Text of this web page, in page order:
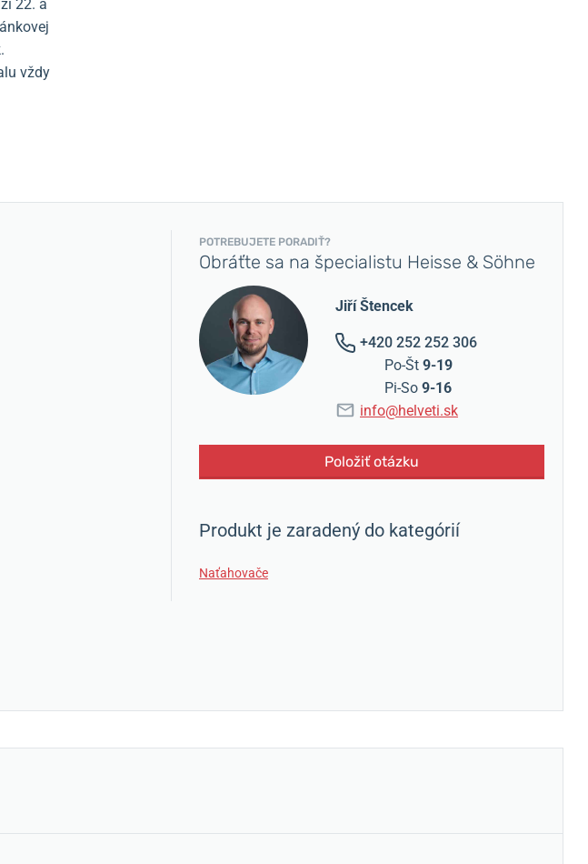
22. a
vždy
POTREBUJETE PORADIŤ?
Obráťte sa na špecialistu Heisse & Söhne
Jiří Štencek
+420 252 252 306
Po-Št 9-19
Pi-So 9-16
info@helveti.sk
Položiť otázku
Produkt je zaradený do kategórií
Naťahovače